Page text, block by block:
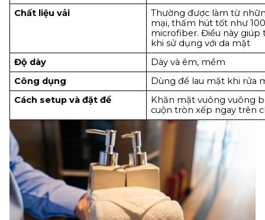
Chất liệu vải
Thường được làm từ
mại, thấm hút tốt như
microfiber. Điều này giúp
khi sử dụng với da mặt
Độ dày
Dày và êm, mềm
Công dụng
Dùng để lau mặt khi rửa
Cách setup và đặt để
Khăn mặt vuông vuông
cuộn tròn xếp ngay trên